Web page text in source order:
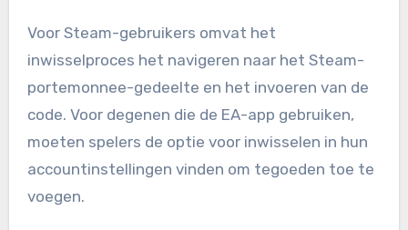
Voor Steam-gebruikers omvat het
inwisselproces het navigeren naar het Steam-
portemonnee-gedeelte en het invoeren van de
code. Voor degenen die de EA-app gebruiken,
moeten spelers de optie voor inwisselen in hun
accountinstellingen vinden om tegoeden toe te
voegen.